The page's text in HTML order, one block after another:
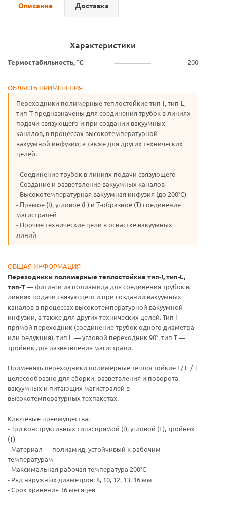
Описание Доставка
Характеристики
Термостабильность, °С 200
ОБЛАСТЬ ПРИМЕНЕНИЯ
Переходники полимерные теплостойкие тип-I, тип-L,
тип-T предназначены для соединения трубок в линиях
подачи связующего и при создании вакуумных
каналов, в процессах высокотемпературной
вакуумной инфузии, а также для других технических
целей.
- Соединение трубок в линиях подачи связующего
- Создание и разветвление вакуумных каналов
- Высокотемпературная вакуумная инфузия (до 200°C)
- Прямое (I), угловое (L) и Т-образное (T) соединение
магистралей
- Прочие технические цели в оснастке вакуумных
линий
ОБЩАЯ ИНФОРМАЦИЯ
Переходники полимерные теплостойкие тип-I, тип-L,
тип-T— фитинги из полиамида для соединения трубок в
линиях подачи связующего и при создании вакуумных
каналов в процессах высокотемпературной вакуумной
инфузии, а также для других технических целей. Тип I —
прямой переходник (соединение трубок одного диаметра
или редукция), тип L — угловой переходник 90°, тип T —
тройник для разветвления магистрали.
Применять переходники полимерные теплостойкие I / L / T
целесообразно для сборки, разветвления и поворота
вакуумных и питающих магистралей в
высокотемпературных техпакетах.
Ключевые преимущества:
- Три конструктивных типа: прямой (I), угловой (L), тройник
(T)
- Материал — полиамид, устойчивый к рабочим
температурам
- Максимальная рабочая температура 200°C
- Ряд наружных диаметров: 8, 10, 12, 13, 16 мм
- Срок хранения 36 месяцев